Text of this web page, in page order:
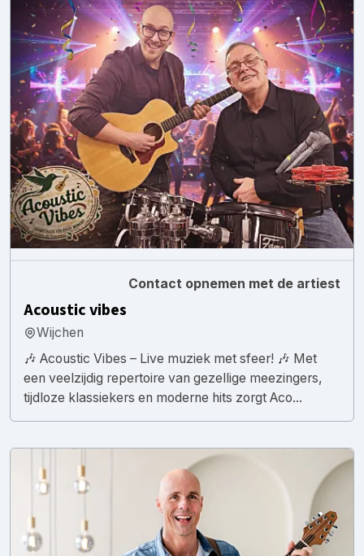
Contact opnemen met de artiest
Acoustic vibes
Wijchen
🎶 Acoustic Vibes – Live muziek met sfeer! 🎶 Met
een veelzijdig repertoire van gezellige meezingers,
tijdloze klassiekers en moderne hits zorgt Aco...